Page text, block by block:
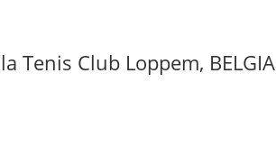
Tenis Club Loppem, BELGIA